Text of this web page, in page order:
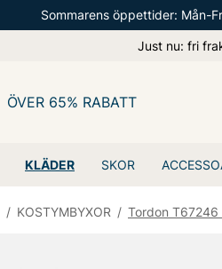
Sommarens öppettider: Mån-
Just nu: fri
KLÄDER SKOR
ÖVER 65% RABATT
/ KOSTYMBYXOR / Tordon T67246